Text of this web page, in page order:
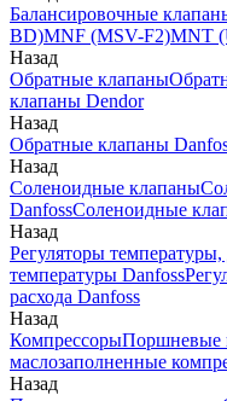
Балансировочные
BD)MNF (MSV-F2)MNT
Назад
Обратные клапаны
клапаны Dendor
Назад
Обратные клапаны
Назад
Соленоидные клапаны
DanfossСоленоидные
Назад
Регуляторы температуры,
температуры Danfoss
расхода Danfoss
Назад
КомпрессорыПоршневые
маслозаполненные
Назад